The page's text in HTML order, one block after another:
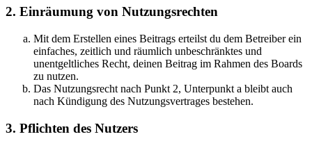
2. Einräumung von Nutzungsrechten
Mit dem Erstellen eines Beitrags erteilst du dem Betreiber ein
einfaches, zeitlich und räumlich unbeschränktes und
unentgeltliches Recht, deinen Beitrag im Rahmen des Boards
zu nutzen.
Das Nutzungsrecht nach Punkt 2, Unterpunkt a bleibt auch
nach Kündigung des Nutzungsvertrages bestehen.
3. Pflichten des Nutzers